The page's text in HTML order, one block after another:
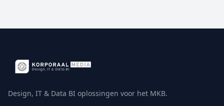
Design, IT & Data BI oplossingen voor het MKB.